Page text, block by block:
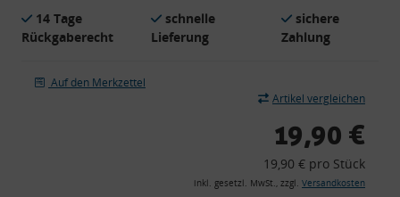
14 Tage
Rückgaberecht
schnelle
Lieferung
sichere
Zahlung
Auf den Merkzettel
Artikel vergleichen
19,90 €
19,90 € pro Stück
inkl. gesetzl. MwSt., zzgl. Versandkosten